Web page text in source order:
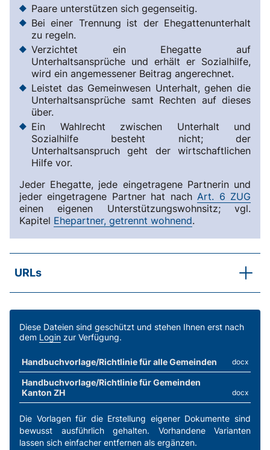
Paare unterstützen sich gegenseitig.
Bei einer Trennung ist der Ehegattenunterhalt
zu regeln.
Verzichtet ein Ehegatte auf
Unterhaltsansprüche und erhält er Sozialhilfe,
wird ein angemessener Beitrag angerechnet.
Leistet das Gemeinwesen Unterhalt, gehen die
Unterhaltsansprüche samt Rechten auf dieses
über.
Ein Wahlrecht zwischen Unterhalt und
Sozialhilfe besteht nicht; der
Unterhaltsanspruch geht der wirtschaftlichen
Hilfe vor.
Jeder Ehegatte, jede eingetragene Partnerin und
jeder eingetragene Partner hat nachArt. 6 ZUG
einen eigenen Unterstützungswohnsitz; vgl.
Kapitel Ehepartner, getrennt wohnend.
URLs
ZGB (Gesetz)
Schlichtungsgesuch
SKOS-RL, Kapitel D.4.1
Eheliche und Partnerschaftliche Unterhaltspflichten
Diese Dateien sind geschützt und stehen Ihnen erst nach
dem Login zur Verfügung.
Handbuchvorlage/Richtlinie für alle Gemeinden docx
Handbuchvorlage/Richtlinie für Gemeinden
Kanton ZH
docx
Die Vorlagen für die Erstellung eigener Dokumente sind
bewusst ausführlich gehalten. Vorhandene Varianten
lassen sich einfacher entfernen als ergänzen.